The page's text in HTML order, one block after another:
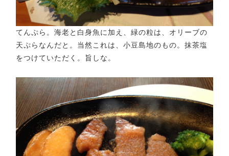
てんぷら。海老と白身魚に加え、緑の粒は、オリーブの
天ぷらなんだと。当然これは、小豆島地のもの。抹茶塩
をつけていただく。旨しな。